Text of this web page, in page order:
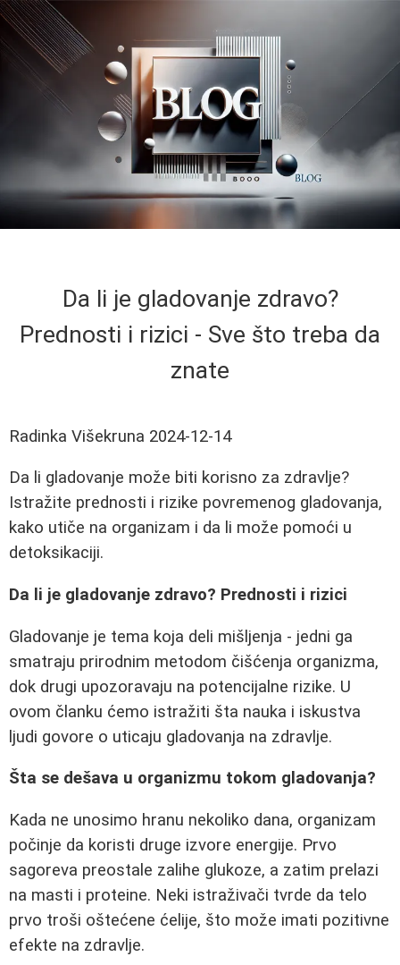
Da li je gladovanje zdravo?
Prednosti i rizici - Sve što treba da
znate
Radinka Višekruna 2024-12-14
Da li gladovanje može biti korisno za zdravlje?
Istražite prednosti i rizike povremenog gladovanja,
kako utiče na organizam i da li može pomoći u
detoksikaciji.
Da li je gladovanje zdravo? Prednosti i rizici
Gladovanje je tema koja deli mišljenja - jedni ga
smatraju prirodnim metodom čišćenja organizma,
dok drugi upozoravaju na potencijalne rizike. U
ovom članku ćemo istražiti šta nauka i iskustva
ljudi govore o uticaju gladovanja na zdravlje.
Šta se dešava u organizmu tokom gladovanja?
Kada ne unosimo hranu nekoliko dana, organizam
počinje da koristi druge izvore energije. Prvo
sagoreva preostale zalihe glukoze, a zatim prelazi
na masti i proteine. Neki istraživači tvrde da telo
prvo troši oštećene ćelije, što može imati pozitivne
efekte na zdravlje.